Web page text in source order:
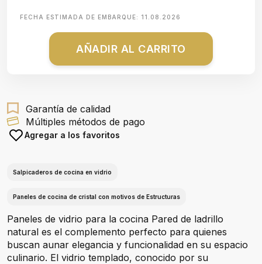
FECHA ESTIMADA DE EMBARQUE: 11.08.2026
AÑADIR AL CARRITO
Garantía de calidad
Múltiples métodos de pago
Agregar a los favoritos
Salpicaderos de cocina en vidrio
Paneles de cocina de cristal con motivos de Estructuras
Paneles de vidrio para la cocina Pared de ladrillo
natural es el complemento perfecto para quienes
buscan aunar elegancia y funcionalidad en su espacio
culinario. El vidrio templado, conocido por su